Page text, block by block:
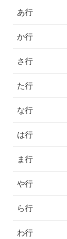
あ行
か行
さ行
た行
な行
は行
ま行
や行
ら行
わ行